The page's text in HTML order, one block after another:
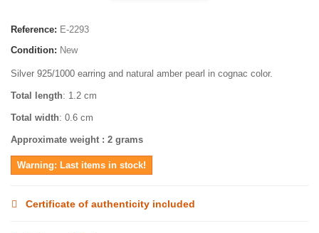
Reference: E-2293
Condition: New
Silver 925/1000 earring and natural amber pearl in cognac color.
Total length: 1.2 cm
Total width: 0.6 cm
Approximate weight : 2 grams
Warning: Last items in stock!
Certificate of authenticity included